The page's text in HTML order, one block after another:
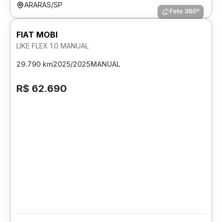
ARARAS/SP
Foto 360º
FIAT MOBI
LIKE FLEX 1.0 MANUAL
29.790 km2025/2025MANUAL
R$ 62.690